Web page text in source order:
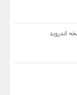
اندروید